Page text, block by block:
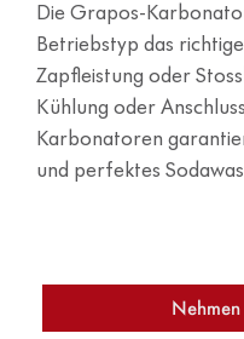
Die Grapos-
Betriebstyp das
Zapfleistung oder
Kühlung oder
Karbonatoren
und perfektes